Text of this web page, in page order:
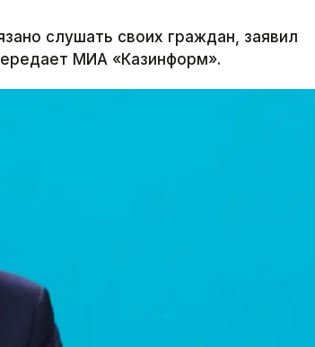
слушать своих граждан, заявил
МИА «Казинформ».